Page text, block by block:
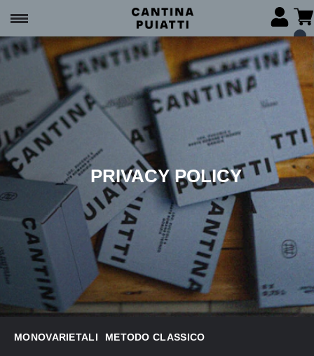
PRIVACY POLICY
MONOVARIETALI METODO CLASSICO